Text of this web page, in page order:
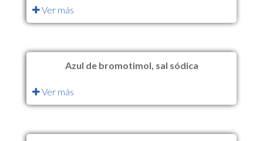
Ver más
Azul de bromotimol, sal sódica
Ver más